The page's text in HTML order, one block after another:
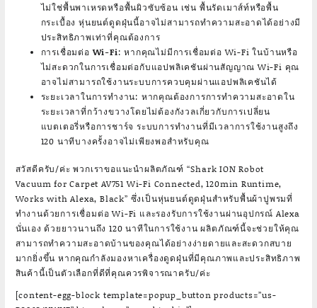
ไม่ใช่พื้นพาเหรดหรือพื้นผิวซับซ้อน เช่น พื้นรัดเมาส์ท์หรือพื้น
กระเบื้อง หุ่นยนต์ดูดฝุ่นนี้อาจไม่สามารถทำความสะอาดได้อย่างมี
ประสิทธิภาพเท่าที่คุณต้องการ
การเชื่อมต่อ Wi-Fi: หากคุณไม่มีการเชื่อมต่อ Wi-Fi ในบ้านหรือ
ไม่สะดวกในการเชื่อมต่อกับแอปพลิเคชันผ่านสัญญาณ Wi-Fi คุณ
อาจไม่สามารถใช้งานระบบการควบคุมผ่านแอปพลิเคชันได้
ระยะเวลาในการทำงาน: หากคุณต้องการการทำความสะอาดใน
ระยะเวลาที่กว้างขวางโดยไม่ต้องกังวลเกี่ยวกับการเปลี่ยน
แบตเตอรี่หรือการชาร์จ ระบบการทำงานที่มีเวลาการใช้งานสูงถึง
120 นาทีบางครั้งอาจไม่เพียงพอสำหรับคุณ
สวัสดีครับ/ค่ะ พวกเราขอแนะนำผลิตภัณฑ์ “Shark ION Robot
Vacuum for Carpet AV751 Wi-Fi Connected, 120min Runtime,
Works with Alexa, Black” ซึ่งเป็นหุ่นยนต์ดูดฝุ่นสำหรับพื้นผ้าปูพรมที่
ทำงานด้วยการเชื่อมต่อ Wi-Fi และรองรับการใช้งานผ่านอุปกรณ์ Alexa
นั่นเอง ด้วยยาวนานถึง 120 นาทีในการใช้งาน ผลิตภัณฑ์นี้จะช่วยให้คุณ
สามารถทำความสะอาดบ้านของคุณได้อย่างง่ายดายและสะดวกสบาย
มากยิ่งขึ้น หากคุณกำลังมองหาเครื่องดูดฝุ่นที่มีคุณภาพและประสิทธิภาพ
สินค้านี้เป็นตัวเลือกที่ดีที่คุณควรพิจารณาครับ/ค่ะ
[content-egg-block template=popup_button products=”us-